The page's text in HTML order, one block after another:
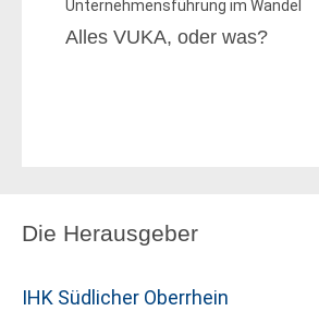
Unternehmensführung im Wandel
Alles VUKA, oder was?
Die Herausgeber
IHK Südlicher Oberrhein